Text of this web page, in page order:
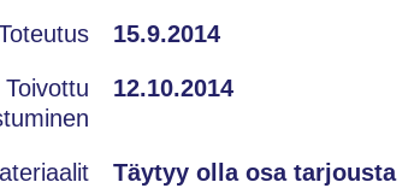
15.9.2014
Toivottu
12.10.2014
Täytyy olla osa tarjousta